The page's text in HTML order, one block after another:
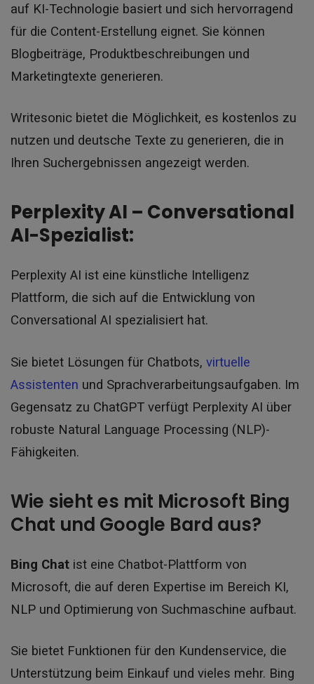
auf KI-Technologie basiert und sich hervorragend
für die Content-Erstellung eignet. Sie können
Blogbeiträge, Produktbeschreibungen und
Marketingtexte generieren.
Writesonic bietet die Möglichkeit, es kostenlos zu
nutzen und deutsche Texte zu generieren, die in
Ihren Suchergebnissen angezeigt werden.
Perplexity AI – Conversational
AI-Spezialist:
Perplexity AI ist eine künstliche Intelligenz
Plattform, die sich auf die Entwicklung von
Conversational AI spezialisiert hat.
Sie bietet Lösungen für Chatbots, virtuelle
Assistenten und Sprachverarbeitungsaufgaben. Im
Gegensatz zu ChatGPT verfügt Perplexity AI über
robuste Natural Language Processing (NLP)-
Fähigkeiten.
Wie sieht es mit Microsoft Bing
Chat und Google Bard aus?
Bing Chat ist eine Chatbot-Plattform von
Microsoft, die auf deren Expertise im Bereich KI,
NLP und Optimierung von Suchmaschine aufbaut.
Sie bietet Funktionen für den Kundenservice, die
Unterstützung beim Einkauf und vieles mehr. Bing